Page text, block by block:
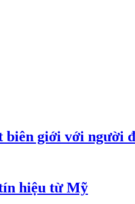
biên giới với người
hiệu từ Mỹ